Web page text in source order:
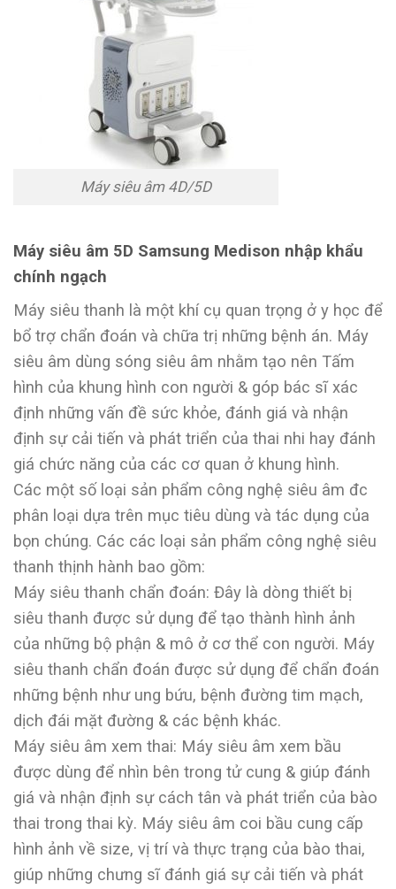
Máy siêu âm 4D/5D
Máy siêu âm 5D Samsung Medison nhập khẩu
chính ngạch
Máy siêu thanh là một khí cụ quan trọng ở y học để
bổ trợ chẩn đoán và chữa trị những bệnh án. Máy
siêu âm dùng sóng siêu âm nhằm tạo nên Tấm
hình của khung hình con người & góp bác sĩ xác
định những vấn đề sức khỏe, đánh giá và nhận
định sự cải tiến và phát triển của thai nhi hay đánh
giá chức năng của các cơ quan ở khung hình.
Các một số loại sản phẩm công nghệ siêu âm đc
phân loại dựa trên mục tiêu dùng và tác dụng của
bọn chúng. Các các loại sản phẩm công nghệ siêu
thanh thịnh hành bao gồm:
Máy siêu thanh chẩn đoán: Đây là dòng thiết bị
siêu thanh được sử dụng để tạo thành hình ảnh
của những bộ phận & mô ở cơ thể con người. Máy
siêu thanh chẩn đoán được sử dụng để chẩn đoán
những bệnh như ung bứu, bệnh đường tim mạch,
dịch đái mặt đường & các bệnh khác.
Máy siêu âm xem thai: Máy siêu âm xem bầu
được dùng để nhìn bên trong tử cung & giúp đánh
giá và nhận định sự cách tân và phát triển của bào
thai trong thai kỳ. Máy siêu âm coi bầu cung cấp
hình ảnh về size, vị trí và thực trạng của bào thai,
giúp những chưng sĩ đánh giá sự cải tiến và phát